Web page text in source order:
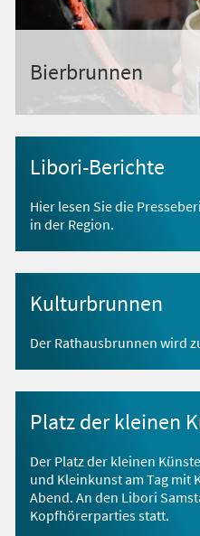
Bierbrunnen
Libori-Berichte
Hier lesen Sie die
in der Region.
Kulturbrunnen
Der Rathausbrunnen wird
Platz der kleinen
Der Platz der kleinen
und Kleinkunst am Tag mit
Abend. An den Libori
Kopfhörerparties statt.